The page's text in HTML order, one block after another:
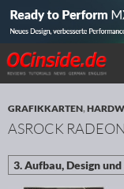
Redaktion
Suchen
ZUM INHALT
GRAFIKKARTEN,
ASROCK